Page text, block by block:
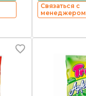
Связаться с
менеджером